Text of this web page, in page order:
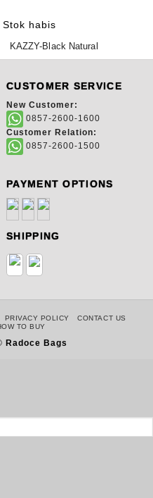
Stok habis
KAZZY-Black Natural
CUSTOMER SERVICE
New Customer:
0857-2600-1600
Customer Relation:
0857-2600-1500
PAYMENT OPTIONS
SHIPPING
PRIVACY POLICY
CONTACT US
TO BUY
Radoce Bags